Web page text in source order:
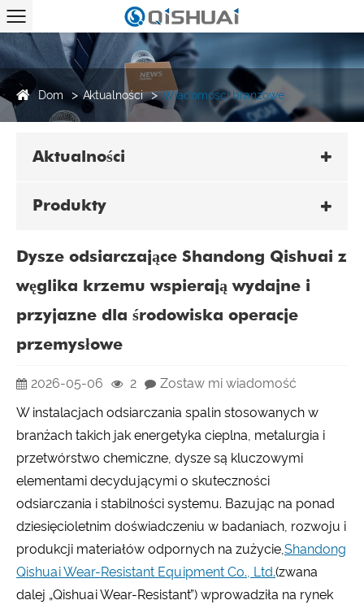
Dom Aktualności Wiadomości branżowe
Aktualności
Produkty
Dysze odsiarczające Shandong Qishuai z
węglika krzemu wspierają wydajne i
przyjazne dla środowiska operacje
przemysłowe
2026-05-06 2
Zostaw mi wiadomość
W instalacjach odsiarczania spalin stosowanych w
branżach takich jak energetyka cieplna, metalurgia i
przetwórstwo chemiczne, dysze są kluczowymi
elementami decydującymi o skuteczności
odsiarczania i stabilności systemu. Bazując na ponad
dziesięcioletnim doświadczeniu w badaniach, rozwoju i
produkcji materiałów odpornych na zużycie,Shandong
Qishuai Wear-Resistant Equipment Co., Ltd.(zwana
dalej „Qishuai Wear-Resistant”) wprowadziła na rynek